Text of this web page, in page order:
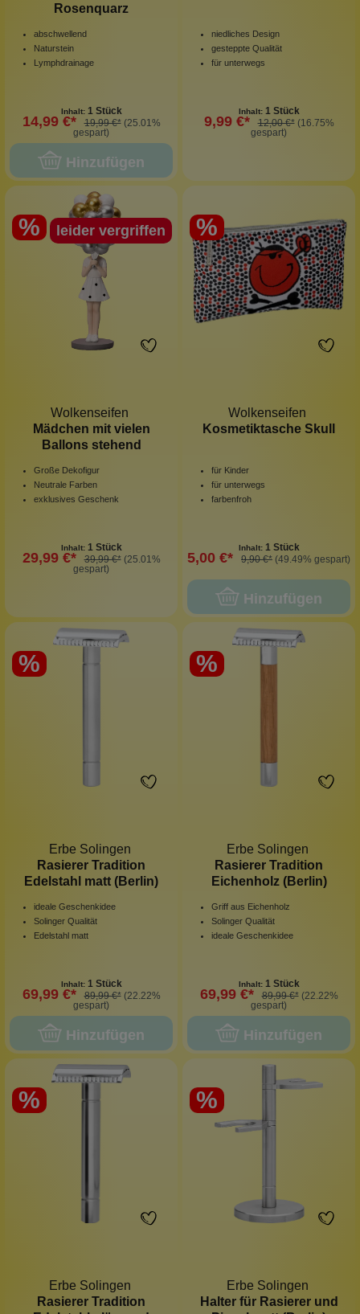
Rosenquarz
abschwellend
Naturstein
Lymphdrainage
Inhalt: 1 Stück
14,99 €* 19,99 €* (25.01%
gespart)
Hinzufügen
niedliches Design
gesteppte Qualität
für unterwegs
Inhalt: 1 Stück
9,99 €* 12,00 €* (16.75%
gespart)
% leider vergriffen
Wolkenseifen
Mädchen mit vielen
Ballons stehend
Große Dekofigur
Neutrale Farben
exklusives Geschenk
Inhalt: 1 Stück
29,99 €* 39,99 €* (25.01%
gespart)
%
Wolkenseifen
Kosmetiktasche Skull
für Kinder
für unterwegs
farbenfroh
Inhalt: 1 Stück
5,00 €* 9,90 €* (49.49% gespart)
Hinzufügen
%
Erbe Solingen
Rasierer Tradition
Edelstahl matt (Berlin)
ideale Geschenkidee
Solinger Qualität
Edelstahl matt
Inhalt: 1 Stück
69,99 €* 89,99 €* (22.22%
gespart)
Hinzufügen
%
Erbe Solingen
Rasierer Tradition
Eichenholz (Berlin)
Griff aus Eichenholz
Solinger Qualität
ideale Geschenkidee
Inhalt: 1 Stück
69,99 €* 89,99 €* (22.22%
gespart)
Hinzufügen
%
Erbe Solingen
Rasierer Tradition
%
Erbe Solingen
Halter für Rasierer und